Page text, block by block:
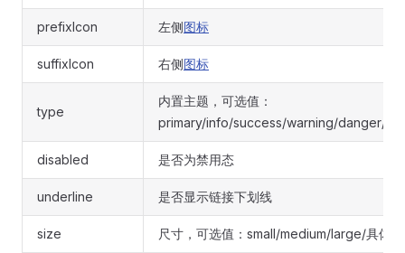
prefixIcon 左侧图标
suffixIcon 右侧图标
type
内置主题，可选值：
primary/info/success/warning/danger/
disabled 是否为禁用态
underline 是否显示链接下划线
size 尺寸，可选值：small/medium/large/具体